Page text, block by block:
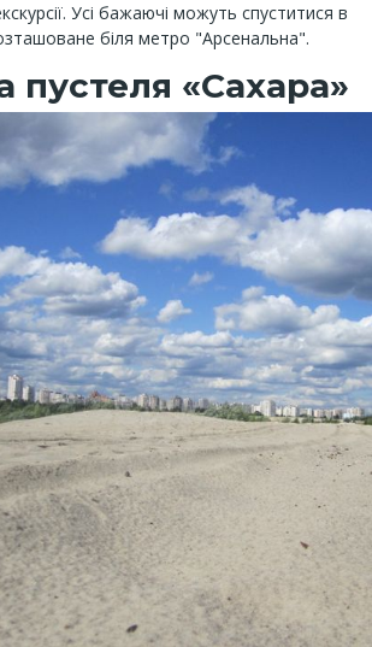
Усі бажаючі можуть спуститися в
біля метро "Арсенальна".
пустеля «Сахара»